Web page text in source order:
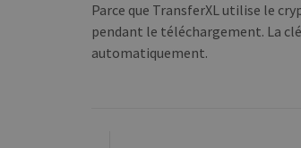
Parce que TransferXL utilise le
pendant le téléchargement. La
automatiquement.